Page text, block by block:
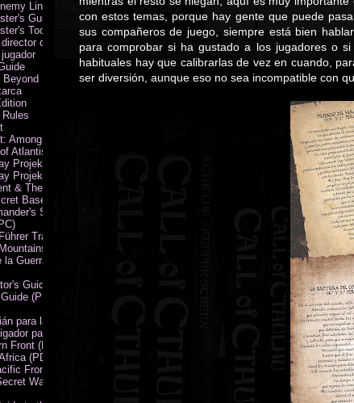
con estos temas, porque hay gente que puede
sus compañeros de juego, siempre está bien
para comprobar si ha gustado a los jugadores o
habituales hay que calibrarlas de vez en cuando,
ser diversión, aunque eso no sea incompatible con
Lines
Guide
Toolkit
de juego
Among the Wolves (PDF)
Atlantis
Projekt
Projekt (PDF)
& The Sands
Base & Icy Ruins
Set
Train
of Madness
Guerra Secreta
Guide (PDF)
(PDF)
para la Guerra Secreta
para la Guerra Secreta
Front (PDF)
(PDF)
Front
War